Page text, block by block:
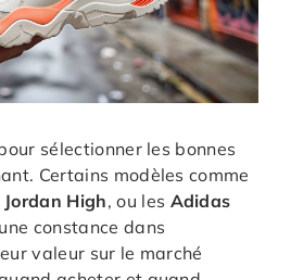
sélectionner les bonnes
Certains modèles comme
Jordan High, ou les Adidas
constance dans
valeur sur le marché